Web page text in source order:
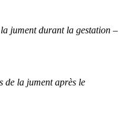
jument durant la gestation –
de la jument après le